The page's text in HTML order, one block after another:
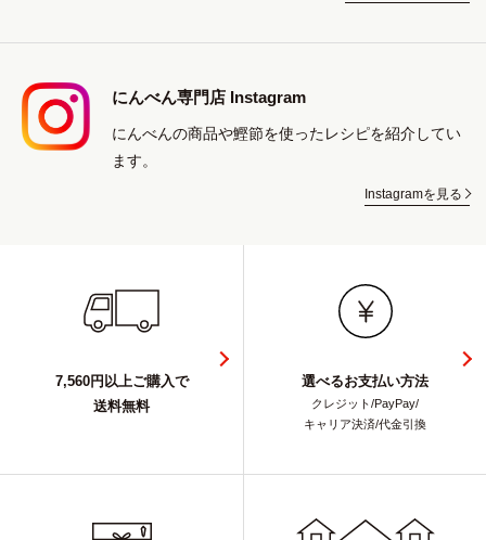
にんべん専門店 Instagram
にんべんの商品や鰹節を使ったレシピを紹介してい
ます。
Instagramを見る
7,560円以上ご購入で
送料無料
選べるお支払い方法
クレジット/PayPay/
キャリア決済/代金引換